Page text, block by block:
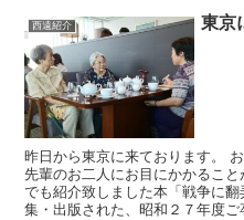
西遠紹介 東京
昨日から東京に来ております。
先輩のお二人にお目にかかるこ
でも紹介致しました本「戦争に
集・出版された、昭和２７年度